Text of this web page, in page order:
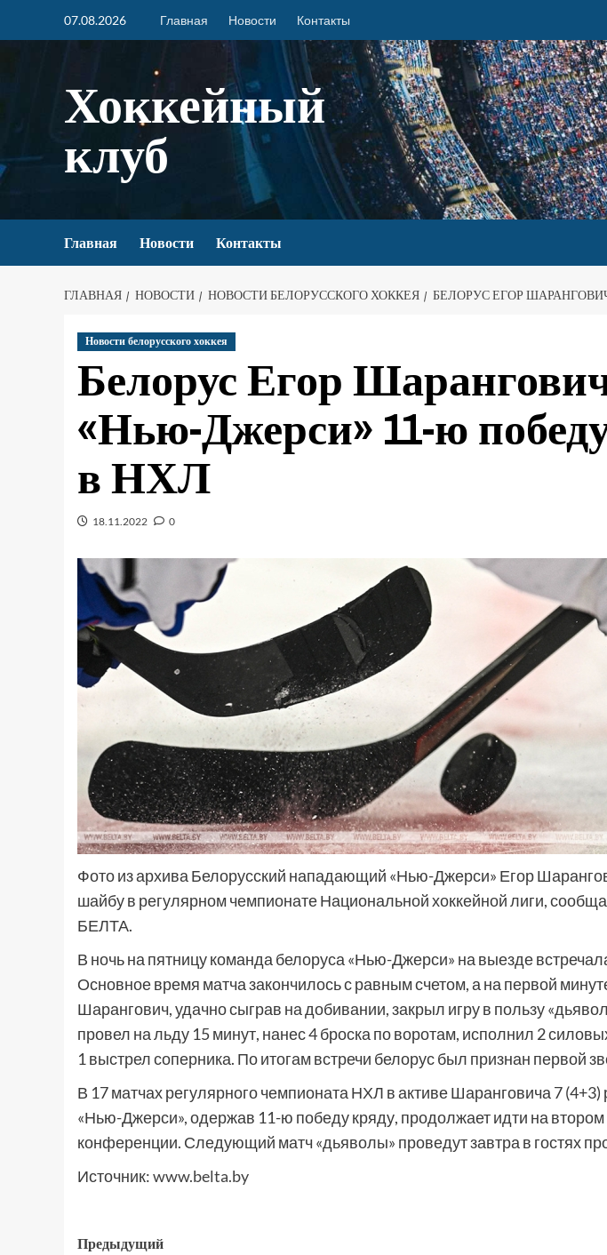
07.08.2026 Главная Новости Контакты
Хоккейный
клуб
Главная Новости Контакты
ГЛАВНАЯ НОВОСТИ НОВОСТИ БЕЛОРУССКОГО ХОККЕЯ БЕЛОРУС ЕГОР
Новости белорусского хоккея
Белорус Егор
«Нью-Джерси» 11-ю
в НХЛ
18.11.2022 0
Фото из архива Белорусский нападающий «Нью-Джерси» Егор
шайбу в регулярном чемпионате Национальной хоккейной лиги,
БЕЛТА.
В ночь на пятницу команда белоруса «Нью-Джерси» на выезде
Основное время матча закончилось с равным счетом, а на первой
Шарангович, удачно сыграв на добивании, закрыл игру в пользу
провел на льду 15 минут, нанес 4 броска по воротам, исполнил 2
1 выстрел соперника. По итогам встречи белорус был признан первой
В 17 матчах регулярного чемпионата НХЛ в активе Шаранговича 7
«Нью-Джерси», одержав 11-ю победу кряду, продолжает идти на втором
конференции. Следующий матч «дьяволы» проведут завтра в гостях
Источник:www.belta.by
Предыдущий